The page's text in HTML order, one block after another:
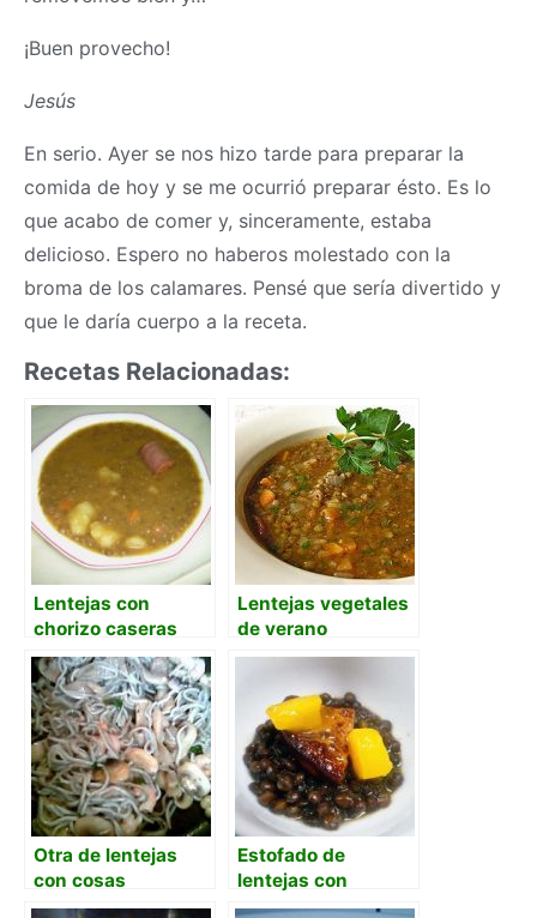
¡Buen provecho!
Jesús
En serio. Ayer se nos hizo tarde para preparar la
comida de hoy y se me ocurrió preparar ésto. Es lo
que acabo de comer y, sinceramente, estaba
delicioso. Espero no haberos molestado con la
broma de los calamares. Pensé que sería divertido y
que le daría cuerpo a la receta.
Recetas Relacionadas:
Lentejas con
chorizo caseras
como las de mamá
Lentejas vegetales
de verano
Otra de lentejas
con cosas
Estofado de
lentejas con
citricos, foie y